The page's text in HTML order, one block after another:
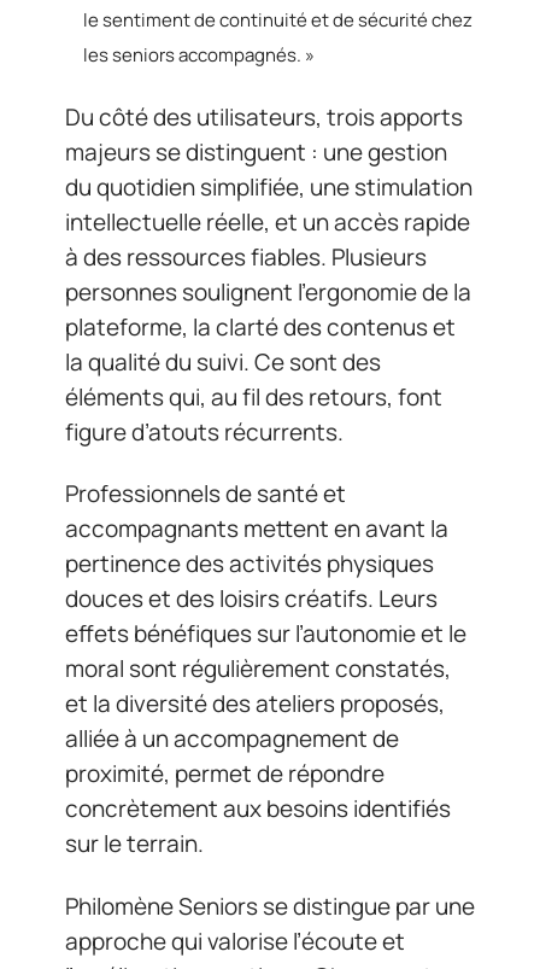
le sentiment de continuité et de sécurité chez
les seniors accompagnés. »
Du côté des utilisateurs, trois apports
majeurs se distinguent : une gestion
du quotidien simplifiée, une stimulation
intellectuelle réelle, et un accès rapide
à des ressources fiables. Plusieurs
personnes soulignent l’ergonomie de la
plateforme, la clarté des contenus et
la qualité du suivi. Ce sont des
éléments qui, au fil des retours, font
figure d’atouts récurrents.
Professionnels de santé et
accompagnants mettent en avant la
pertinence des activités physiques
douces et des loisirs créatifs. Leurs
effets bénéfiques sur l’autonomie et le
moral sont régulièrement constatés,
et la diversité des ateliers proposés,
alliée à un accompagnement de
proximité, permet de répondre
concrètement aux besoins identifiés
sur le terrain.
Philomène Seniors se distingue par une
approche qui valorise l’écoute et